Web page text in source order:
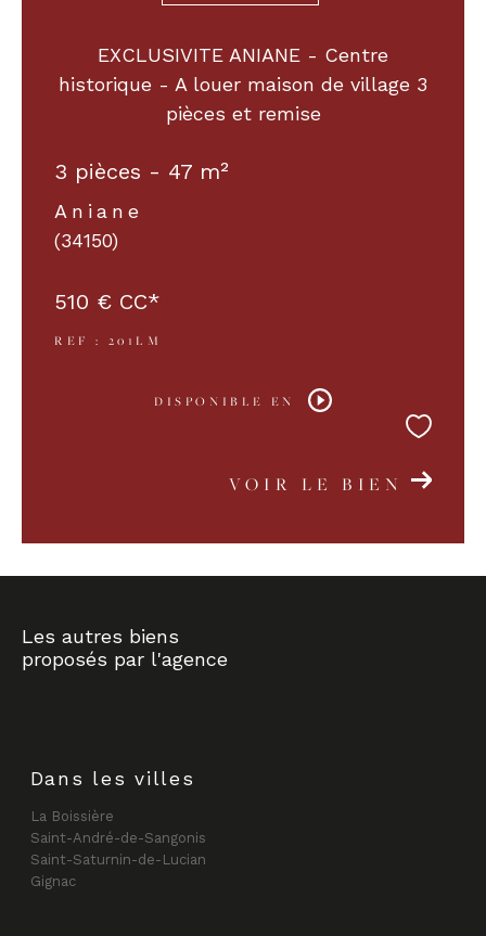
EXCLUSIVITE ANIANE - Centre
historique - A louer maison de village 3
pièces et remise
3 pièces - 47 m²
Aniane
(34150)
510 € CC*
REF : 201LM
DISPONIBLE EN
VOIR LE BIEN
Les autres biens
proposés par l'agence
Dans les villes
La Boissière
Saint-André-de-Sangonis
Saint-Saturnin-de-Lucian
Gignac